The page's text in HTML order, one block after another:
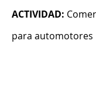
ACTIVIDAD:
para automotores